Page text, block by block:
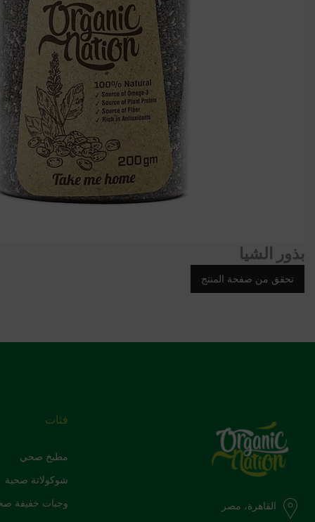
بذور الشيا
تحقق من صفحة المنتج
القاهرة، مصر
فئات
مطبخ صحي
شوكولاتة صحية
وجبات خفيفة